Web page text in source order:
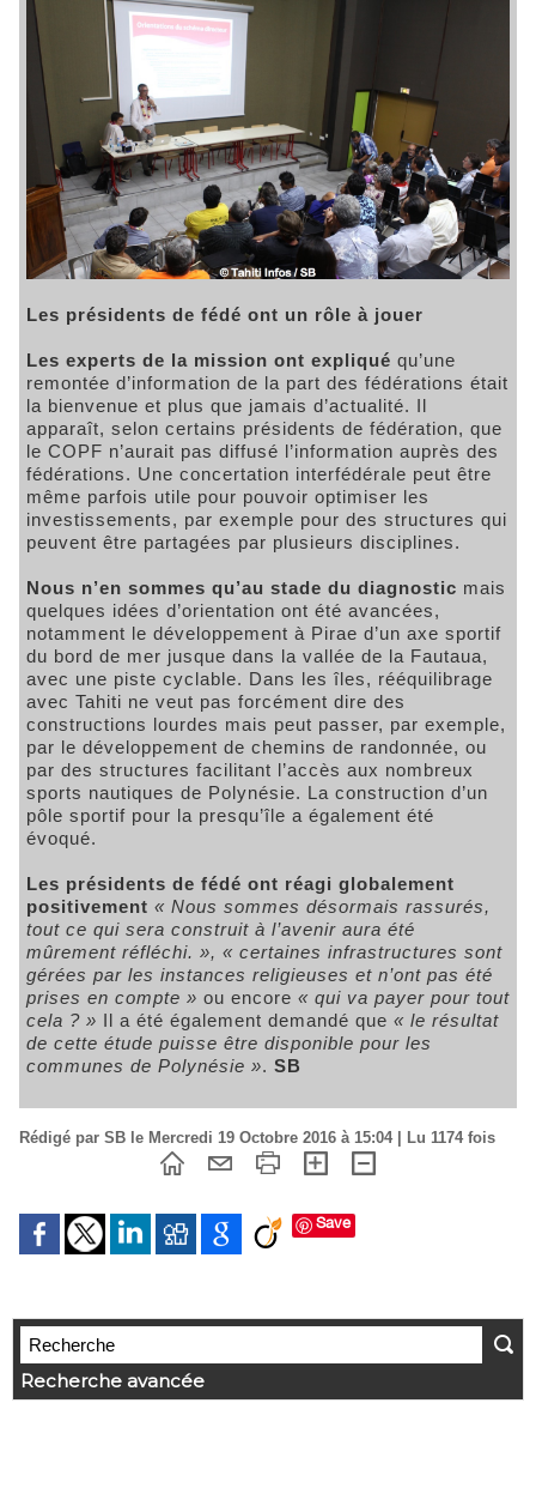
Les présidents de fédé ont un rôle à jouer
Les experts de la mission ont expliqué qu’une
remontée d’information de la part des fédérations était
la bienvenue et plus que jamais d’actualité. Il
apparaît, selon certains présidents de fédération, que
le COPF n’aurait pas diffusé l’information auprès des
fédérations. Une concertation interfédérale peut être
même parfois utile pour pouvoir optimiser les
investissements, par exemple pour des structures qui
peuvent être partagées par plusieurs disciplines.
Nous n’en sommes qu’au stade du diagnostic mais
quelques idées d’orientation ont été avancées,
notamment le développement à Pirae d’un axe sportif
du bord de mer jusque dans la vallée de la Fautaua,
avec une piste cyclable. Dans les îles, rééquilibrage
avec Tahiti ne veut pas forcément dire des
constructions lourdes mais peut passer, par exemple,
par le développement de chemins de randonnée, ou
par des structures facilitant l’accès aux nombreux
sports nautiques de Polynésie. La construction d’un
pôle sportif pour la presqu’île a également été
évoqué.
Les présidents de fédé ont réagi globalement
positivement « Nous sommes désormais rassurés,
tout ce qui sera construit à l’avenir aura été
mûrement réfléchi. », « certaines infrastructures sont
gérées par les instances religieuses et n’ont pas été
prises en compte » ou encore « qui va payer pour tout
cela ? » Il a été également demandé que « le résultat
de cette étude puisse être disponible pour les
communes de Polynésie ». SB
Rédigé par SB le Mercredi 19 Octobre 2016 à 15:04 | Lu 1174 fois
Save
Recherche avancée